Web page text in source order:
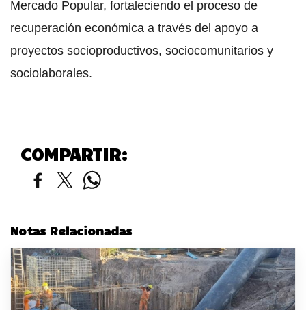
Mercado Popular, fortaleciendo el proceso de
recuperación económica a través del apoyo a
proyectos socioproductivos, sociocomunitarios y
sociolaborales.
COMPARTIR:
Notas Relacionadas